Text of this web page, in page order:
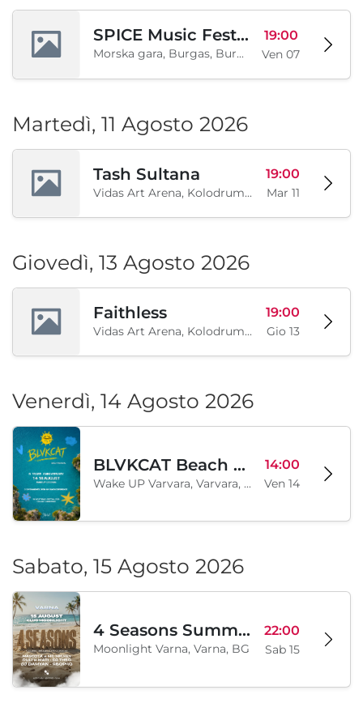
SPICE Music Festival 2026
Morska gara, Burgas, Burgas, BG
19:00
Ven 07
Martedì, 11 Agosto 2026
Tash Sultana
Vidas Art Arena, Kolodrum, Borisova gradina, Sofia, BG
19:00
Mar 11
Giovedì, 13 Agosto 2026
Faithless
Vidas Art Arena, Kolodrum, Borisova gradina, Sofia, BG
19:00
Gio 13
Venerdì, 14 Agosto 2026
BLVKCAT Beach Festival 2026, Wake up Varvara
Wake UP Varvara, Varvara, BG
14:00
Ven 14
Sabato, 15 Agosto 2026
4 Seasons Summer Edition
Moonlight Varna, Varna, BG
22:00
Sab 15